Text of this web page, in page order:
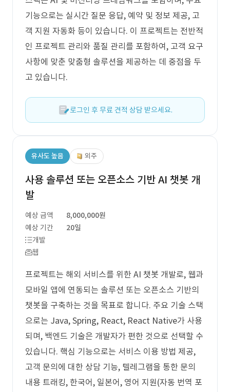
기능으로는 실시간 질문 응답, 예약 및 정보 제공, 고
객 지원 자동화 등이 있습니다. 이 프로젝트는 전반적
인 프로젝트 관리와 품질 관리를 포함하여, 고객 요구
사항에 맞춘 맞춤형 솔루션을 제공하는 데 중점을 두
고 있습니다.
로그인 후 무료 견적 상담 받으세요.
유사도 높음 외주
사용 솔루션 또는 오픈소스 기반 AI 챗봇 개
발
예상 금액
8,000,000원
예상 기간
20일
개발
웹
프로젝트는 해외 서비스를 위한 AI 챗봇 개발로, 웹과
모바일 앱에 연동되는 솔루션 또는 오픈소스 기반의
챗봇을 구축하는 것을 목표로 합니다. 주요 기술 스택
으로는 Java, Spring, React, React Native가 사용
되며, 백엔드 기술은 개발자가 편한 것으로 선택할 수
있습니다. 핵심 기능으로는 서비스 이용 방법 제공,
고객 문의에 대한 상담 기능, 텔레그램을 통한 문의
내용 트래킹, 한국어, 일본어, 영어 지원(자동 번역 포